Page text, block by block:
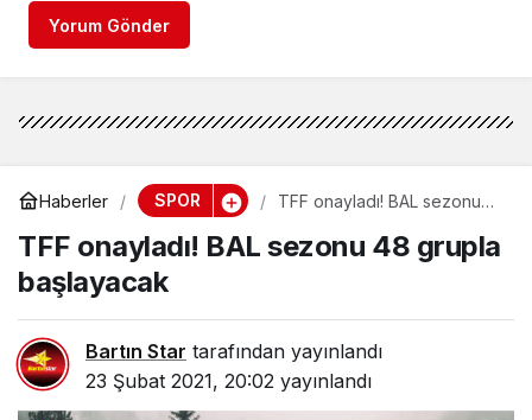
Yorum Gönder
Haberler SPOR
TFF onayladı! BAL sezonu
TFF onayladı! BAL sezonu 48 grupla
başlayacak
Bartın Star tarafından yayınlandı
23 Şubat 2021, 20:02 yayınlandı